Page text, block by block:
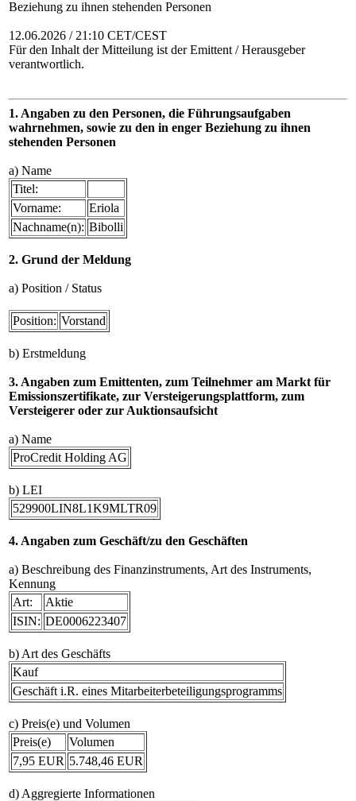
Beziehung zu ihnen stehenden Personen
12.06.2026 / 21:10 CET/CEST
Für den Inhalt der Mitteilung ist der Emittent / Herausgeber
verantwortlich.
1. Angaben zu den Personen, die Führungsaufgaben
wahrnehmen, sowie zu den in enger Beziehung zu ihnen
stehenden Personen
a) Name
Titel:
Vorname:
Eriola
Nachname(n): Bibolli
2. Grund der Meldung
a) Position / Status
Position: Vorstand
b) Erstmeldung
3. Angaben zum Emittenten, zum Teilnehmer am Markt für
Emissionszertifikate, zur Versteigerungsplattform, zum
Versteigerer oder zur Auktionsaufsicht
a) Name
ProCredit Holding AG
b) LEI
529900LIN8L1K9MLTR09
4. Angaben zum Geschäft/zu den Geschäften
a) Beschreibung des Finanzinstruments, Art des Instruments,
Kennung
Art:
Aktie
ISIN: DE0006223407
b) Art des Geschäfts
Kauf
Geschäft i.R. eines Mitarbeiterbeteiligungsprogramms
c) Preis(e) und Volumen
Preis(e)
Volumen
7,95 EUR 5.748,46 EUR
d) Aggregierte Informationen